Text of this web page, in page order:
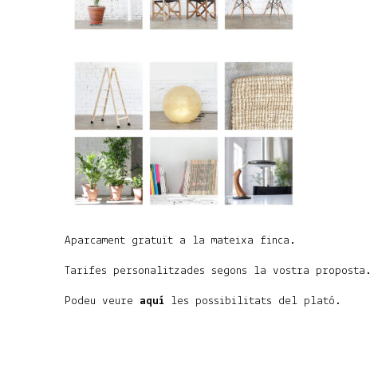
Aparcament gratuït a la mateixa finca.
Tarifes personalitzades segons la vostra proposta.
Podeu veure aquí les possibilitats del plató.